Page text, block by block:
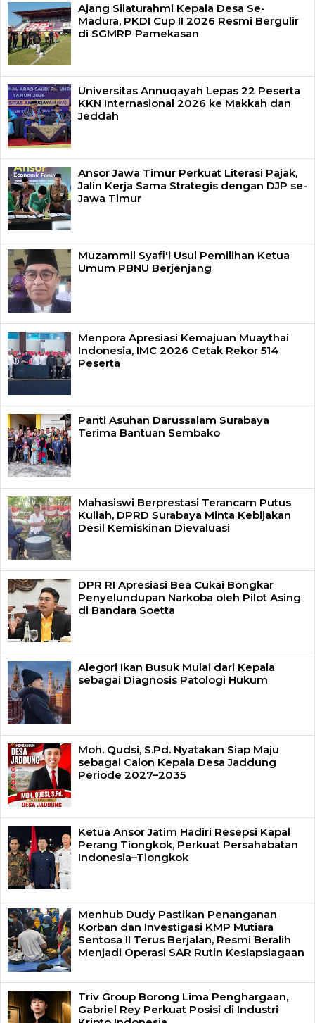
Ajang Silaturahmi Kepala Desa Se-
Madura, PKDI Cup II 2026 Resmi Bergulir
di SGMRP Pamekasan
Universitas Annuqayah Lepas 22 Peserta
KKN Internasional 2026 ke Makkah dan
Jeddah
Ansor Jawa Timur Perkuat Literasi Pajak,
Jalin Kerja Sama Strategis dengan DJP se-
Jawa Timur
Muzammil Syafi'i Usul Pemilihan Ketua
Umum PBNU Berjenjang
Menpora Apresiasi Kemajuan Muaythai
Indonesia, IMC 2026 Cetak Rekor 514
Peserta
Panti Asuhan Darussalam Surabaya
Terima Bantuan Sembako
Mahasiswi Berprestasi Terancam Putus
Kuliah, DPRD Surabaya Minta Kebijakan
Desil Kemiskinan Dievaluasi
DPR RI Apresiasi Bea Cukai Bongkar
Penyelundupan Narkoba oleh Pilot Asing
di Bandara Soetta
Alegori Ikan Busuk Mulai dari Kepala
sebagai Diagnosis Patologi Hukum
Moh. Qudsi, S.Pd. Nyatakan Siap Maju
sebagai Calon Kepala Desa Jaddung
Periode 2027–2035
Ketua Ansor Jatim Hadiri Resepsi Kapal
Perang Tiongkok, Perkuat Persahabatan
Indonesia–Tiongkok
Menhub Dudy Pastikan Penanganan
Korban dan Investigasi KMP Mutiara
Sentosa II Terus Berjalan, Resmi Beralih
Menjadi Operasi SAR Rutin Kesiapsiagaan
Triv Group Borong Lima Penghargaan,
Gabriel Rey Perkuat Posisi di Industri